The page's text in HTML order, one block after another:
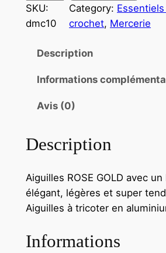
SKU:
dmc10
Category:
crochet, Mercerie
Description
Informations
Avis (0)
Description
Aiguilles ROSE GOLD avec
élégant, légères et super
Aiguilles à tricoter en
Informations